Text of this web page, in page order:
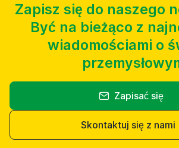
Zapisz się do naszego
Być na bieżąco z
wiadomościami o
Zapisać się
Skontaktuj się z nami